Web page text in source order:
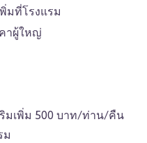
มที่โรงแรม
าผู้ใหญ่
มเพิ่ม 500 บาท/ท่าน/คืน
ม